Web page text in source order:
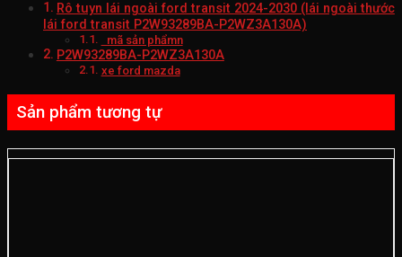
Rô tuyn lái ngoài ford transit 2024-2030 (lái ngoài thước
lái ford transit P2W93289BA-P2WZ3A130A)
mã sản phẩmn
P2W93289BA-P2WZ3A130A
xe ford mazda
Sản phẩm tương tự